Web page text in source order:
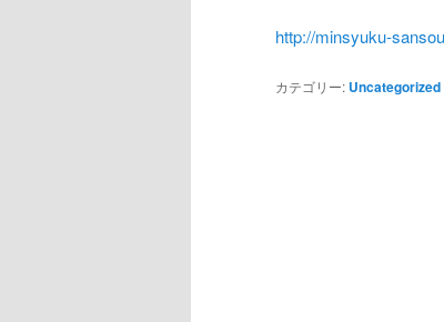
http://minsyuku-
カテゴリー: Uncategorized